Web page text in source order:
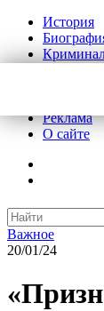
История
Реклама
О сайте
Важное
20/01/24